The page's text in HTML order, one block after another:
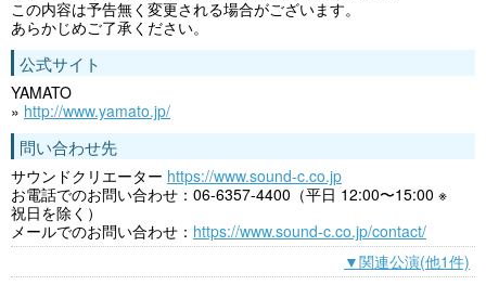
この内容は予告無く変更される場合がございます。
あらかじめご了承ください。
公式サイト
YAMATO
» http://www.yamato.jp/
問い合わせ先
サウンドクリエーター https://www.sound-c.co.jp
お電話でのお問い合わせ：06-6357-4400（平日 12:00〜15:00 ※
祝日を除く）
メールでのお問い合わせ： https://www.sound-c.co.jp/contact/
▼関連公演(他1件)